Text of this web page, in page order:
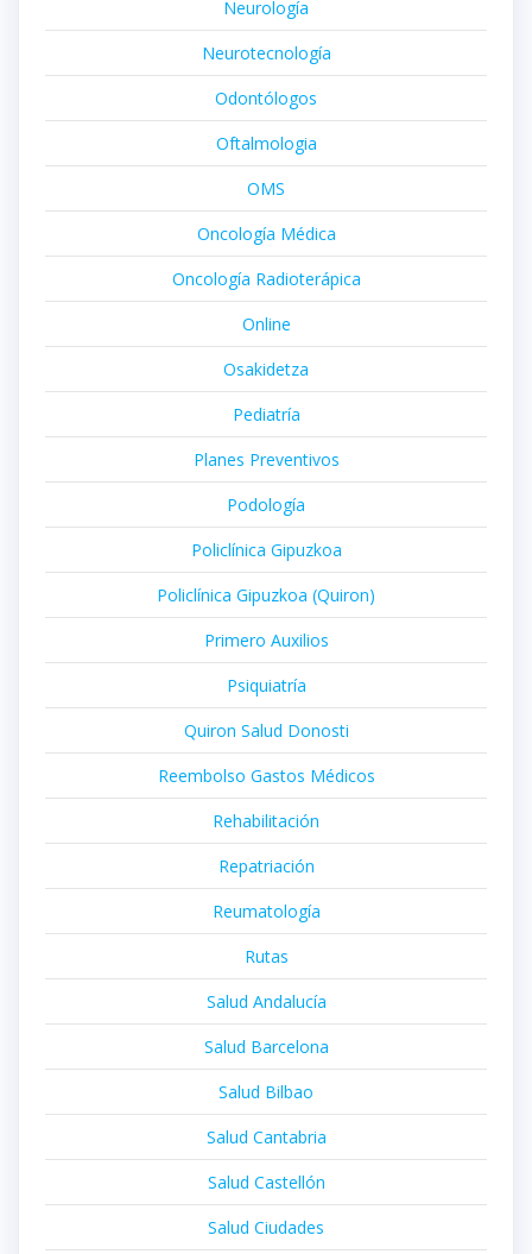
Neurología
Neurotecnología
Odontólogos
Oftalmologia
OMS
Oncología Médica
Oncología Radioterápica
Online
Osakidetza
Pediatría
Planes Preventivos
Podología
Policlínica Gipuzkoa
Policlínica Gipuzkoa (Quiron)
Primero Auxilios
Psiquiatría
Quiron Salud Donosti
Reembolso Gastos Médicos
Rehabilitación
Repatriación
Reumatología
Rutas
Salud Andalucía
Salud Barcelona
Salud Bilbao
Salud Cantabria
Salud Castellón
Salud Ciudades